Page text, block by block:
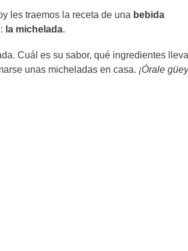
les traemos la receta de una bebida
la michelada.
Cuál es su sabor, qué ingredientes
unas micheladas en casa. ¡Órale